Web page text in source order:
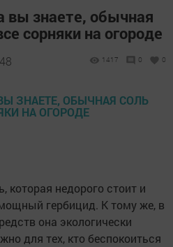
знаете, обычная
сорняки на огороде
1417 0 0
которая недорого стоит и
гербицид. К тому же, в
она экологически
для тех, кто беспокоиться